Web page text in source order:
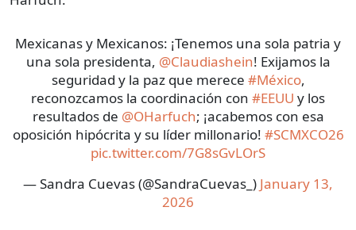
Mexicanas y Mexicanos: ¡Tenemos una sola patria y
una sola presidenta, @Claudiashein! Exijamos la
seguridad y la paz que merece #México,
reconozcamos la coordinación con #EEUU y los
resultados de @OHarfuch; ¡acabemos con esa
oposición hipócrita y su líder millonario! #SCMXCO26
pic.twitter.com/7G8sGvLOrS
— Sandra Cuevas (@SandraCuevas_) January 13,
2026